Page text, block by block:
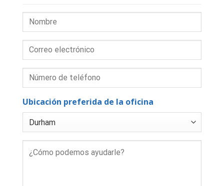
Ubicación preferida de la oficina